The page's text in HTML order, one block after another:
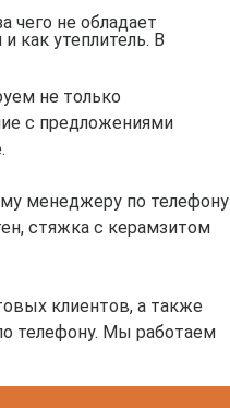
чего не обладает
как утеплитель. В
не только
с предложениями
менеджеру по телефону
стяжка с керамзитом
клиентов, а также
телефону. Мы работаем